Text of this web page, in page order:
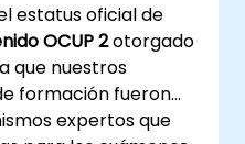
estatus oficial de
OCUP 2otorgado
que nuestros
formación fueron
expertos que